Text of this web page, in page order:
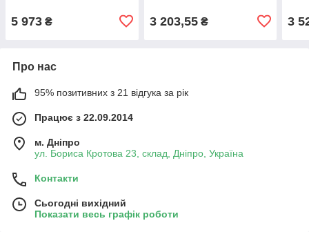
5 973 ₴ 3 203,55₴ 3
Про нас
95% позитивних з 21 відгука за рік
Працює з 22.09.2014
м. Дніпро
ул. Бориса Кротова 23, склад, Дніпро, Україна
Контакти
Сьогодні вихідний
Показати весь графік роботи